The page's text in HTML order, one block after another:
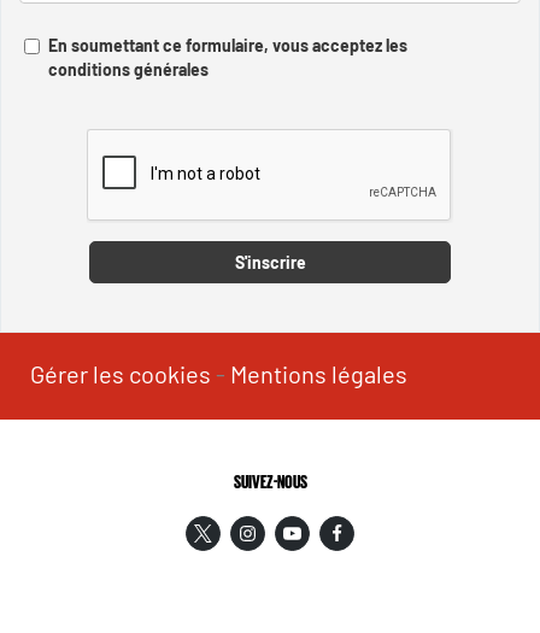
En soumettant ce formulaire, vous acceptez les
conditions générales
S'inscrire
Gérer les cookies - Mentions légales
SUIVEZ-NOUS